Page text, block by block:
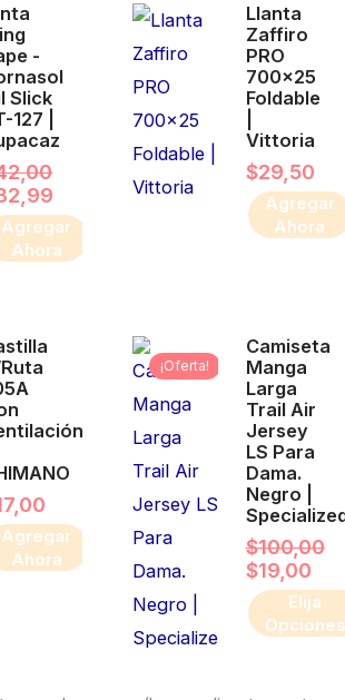
-
Slick
127 |
$42,00.
$32,99.
Agregar
Ahora
Llanta
Zaffiro
PRO
700x25
Foldable
Vittoria
$29,50
Agregar
Ahora
ruta
Agregar
Ahora
¡Oferta!
Camiseta
Manga
Larga
Trail Air
Jersey
LS Para
Dama.
Negro |
$100,00
precio
original
era:
$100,00.
$19,00
Elija
Opciones
producto
tiene
múltiples
variantes.
Las
opciones
se
pueden
elegir